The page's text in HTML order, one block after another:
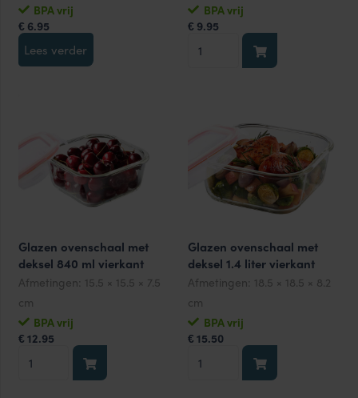
BPA vrij
€ 6.95
Lees verder
BPA vrij
€ 9.95
vierkant
aantal
Glazen ovenschaal met
deksel 840 ml vierkant
Afmetingen:
15.5 × 15.5 × 7.5
cm
BPA vrij
€ 12.95
ovenschaal
Glazen ovenschaal met
deksel 1.4 liter vierkant
Afmetingen:
18.5 × 18.5 × 8.2
cm
BPA vrij
€ 15.50
ovenschaal